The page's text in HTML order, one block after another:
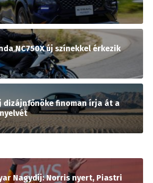
NC750X új színekkel érkezik
dizájnfőnöke finoman írja át a
Nagydíj: Norris nyert, Piastri